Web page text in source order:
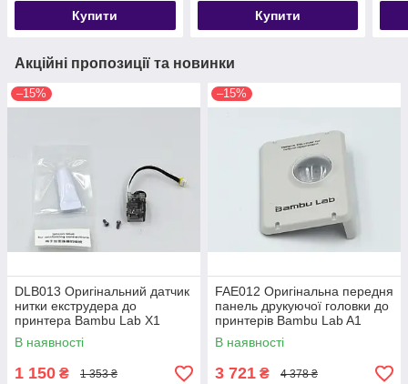
Купити
пластини принтерів
Bambu lab A1 mini
Купити
Акційні пропозиції та новинки
–15%
DLB013 Оригінальний датчик
нитки екструдера до
принтера Bambu Lab X1
В наявності
1 150 ₴ 1 353 ₴
–15%
FAE012 Оригінальна передня
панель друкуючої головки до
принтерів Bambu Lab A1
series
В наявності
3 721 ₴ 4 378 ₴